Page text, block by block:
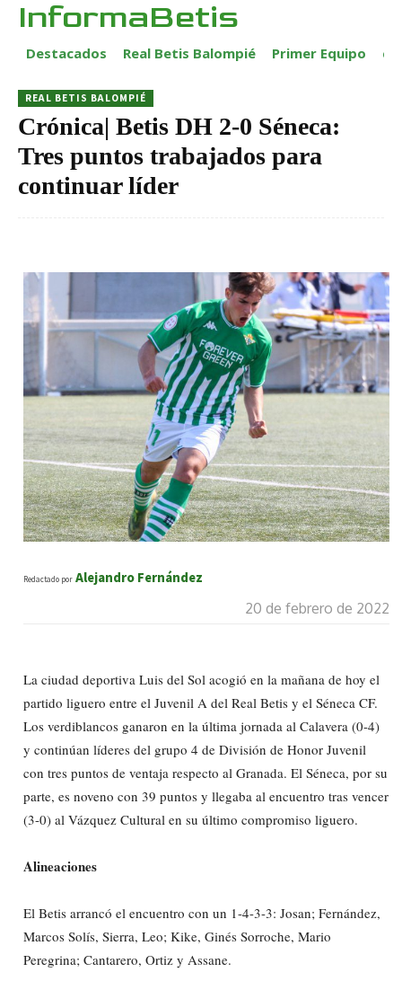
InformaBetis
Destacados Real Betis Balompié Primer Equipo
REAL BETIS BALOMPIÉ
Crónica| Betis DH 2-0 Séneca:
Tres puntos trabajados para
continuar líder
Redactado por Alejandro Fernández
20 de febrero de 2022
La ciudad deportiva Luis del Sol acogió en la mañana de hoy el
partido liguero entre el Juvenil A del Real Betis y el Séneca CF.
Los verdiblancos ganaron en la última jornada al Calavera (0-4)
y continúan líderes del grupo 4 de División de Honor Juvenil
con tres puntos de ventaja respecto al Granada. El Séneca, por su
parte, es noveno con 39 puntos y llegaba al encuentro tras vencer
(3-0) al Vázquez Cultural en su último compromiso liguero.
Alineaciones
El Betis arrancó el encuentro con un 1-4-3-3: Josan; Fernández,
Marcos Solís, Sierra, Leo; Kike, Ginés Sorroche, Mario
Peregrina; Cantarero, Ortiz y Assane.